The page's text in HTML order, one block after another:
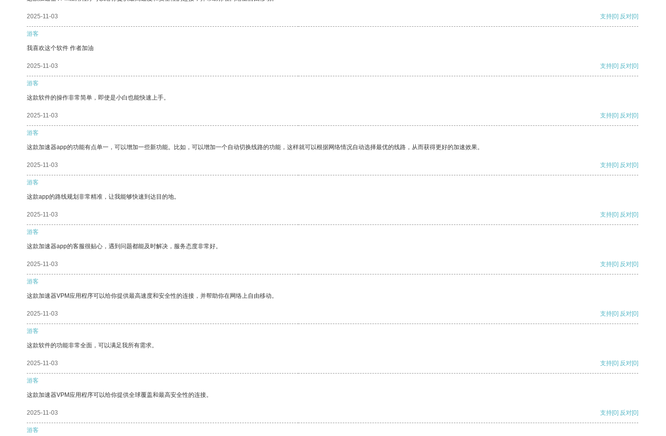
2025-11-03 支持[0] 反对[0]
游客
我喜欢这个软件 作者加油
2025-11-03 支持[0] 反对[0]
游客
这款软件的操作非常简单，即使是小白也能快速上手。
2025-11-03 支持[0] 反对[0]
游客
这款加速器app的功能有点单一，可以增加一些新功能。比如，可以增加一个自动切换线路的功能，这样就可以根据网络情况自动选择最优的线路，从而获得更好的加速效果。
2025-11-03 支持[0] 反对[0]
游客
这款app的路线规划非常精准，让我能够快速到达目的地。
2025-11-03 支持[0] 反对[0]
游客
这款加速器app的客服很贴心，遇到问题都能及时解决，服务态度非常好。
2025-11-03 支持[0] 反对[0]
游客
这款加速器VPM应用程序可以给你提供最高速度和安全性的连接，并帮助你在网络上自由移动。
2025-11-03 支持[0] 反对[0]
游客
这款软件的功能非常全面，可以满足我所有需求。
2025-11-03 支持[0] 反对[0]
游客
这款加速器VPM应用程序可以给你提供全球覆盖和最高安全性的连接。
2025-11-03 支持[0] 反对[0]
游客